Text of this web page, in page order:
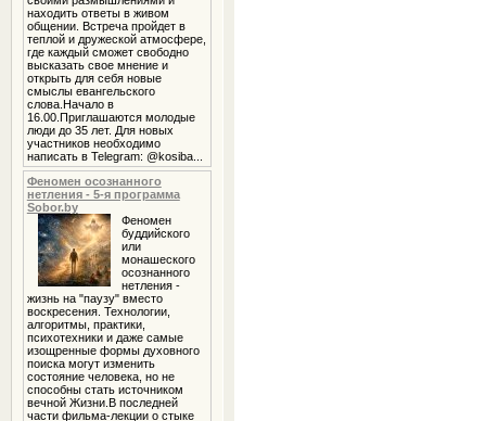
находить ответы в живом
общении. Встреча пройдет в
теплой и дружеской атмосфере,
где каждый сможет свободно
высказать свое мнение и
открыть для себя новые
смыслы евангельского
слова.Начало в
16.00.Приглашаются молодые
люди до 35 лет. Для новых
участников необходимо
написать в Telegram: @kosiba...
Феномен осознанного
нетления - 5-я программа
Sobor.by
Феномен
буддийского
или
монашеского
осознанного
нетления -
жизнь на "паузу" вместо
воскресения. Технологии,
алгоритмы, практики,
психотехники и даже самые
изощренные формы духовного
поиска могут изменить
состояние человека, но не
способны стать источником
вечной Жизни.В последней
части фильма-лекции о стыке